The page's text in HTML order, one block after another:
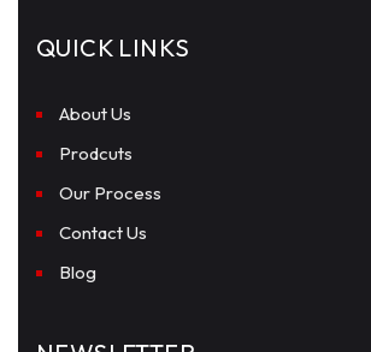
QUICK LINKS
About Us
Prodcuts
Our Process
Contact Us
Blog